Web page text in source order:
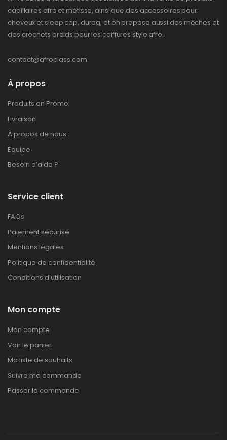
capillaires afro et métisse, ainsi que des accessoires pour
cheveux et sleep cap, durag, et on propose aussi des mèches et
des crochets braids pour les coiffures style afro.
contact@afroclass.com
À propos
Produits en Promo
Livraison
À propos de nous
Equipe
Besoin d’aide ?
Service client
FAQs
Paiement sécurisé
Mentions légales
Politique de confidentialité
Conditions d’utilisation
Mon compte
Mon compte
Voir le panier
Ma liste de souhaits
Suivre ma commande
Passer la commande